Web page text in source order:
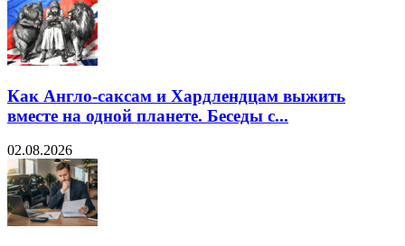
Как Англо-саксам и Хардлендцам выжить
вместе на одной планете. Беседы с...
02.08.2026